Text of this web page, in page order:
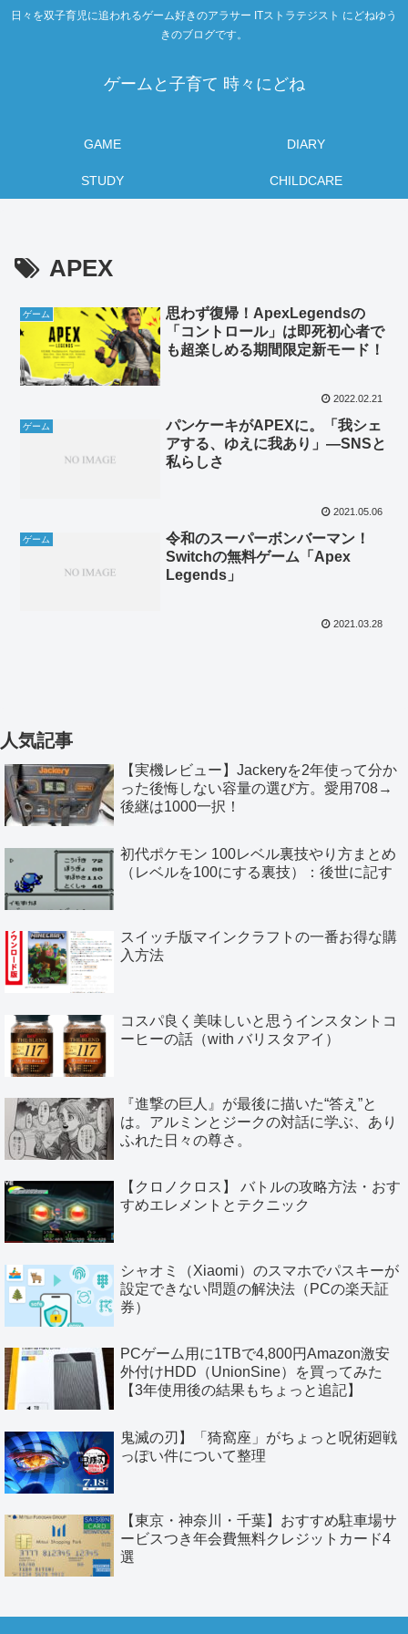
日々を双子育児に追われるゲーム好きのアラサー ITストラテジスト にどねゆう
きのブログです。
ゲームと子育て 時々にどね
GAME DIARY
STUDY CHILDCARE
APEX
ゲーム
思わず復帰！ApexLegendsの
「コントロール」は即死初心者で
も超楽しめる期間限定新モード！
2022.02.21
ゲーム
パンケーキがAPEXに。「我シェ
アする、ゆえに我あり」―SNSと
私らしさ
2021.05.06
ゲーム
令和のスーパーボンバーマン！
Switchの無料ゲーム「Apex
Legends」
2021.03.28
人気記事
【実機レビュー】Jackeryを2年使って分か
った後悔しない容量の選び方。愛用708→
後継は1000一択！
初代ポケモン 100レベル裏技やり方まとめ
（レベルを100にする裏技）：後世に記す
スイッチ版マインクラフトの一番お得な購
入方法
コスパ良く美味しいと思うインスタントコ
ーヒーの話（with バリスタアイ）
『進撃の巨人』が最後に描いた“答え”と
は。アルミンとジークの対話に学ぶ、あり
ふれた日々の尊さ。
【クロノクロス】 バトルの攻略方法・おす
すめエレメントとテクニック
シャオミ（Xiaomi）のスマホでパスキーが
設定できない問題の解決法（PCの楽天証
券）
PCゲーム用に1TBで4,800円Amazon激安
外付けHDD（UnionSine）を買ってみた
【3年使用後の結果もちょっと追記】
鬼滅の刃】「猗窩座」がちょっと呪術廻戦
っぽい件について整理
【東京・神奈川・千葉】おすすめ駐車場サ
ービスつき年会費無料クレジットカード4
選